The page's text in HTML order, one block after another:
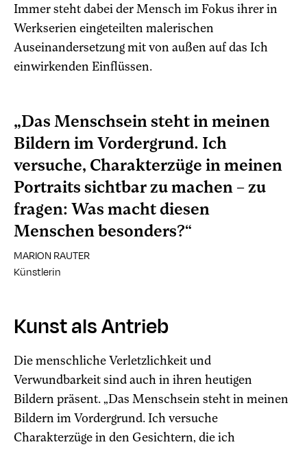
Immer steht dabei der Mensch im Fokus ihrer in
Werkserien eingeteilten malerischen
Auseinandersetzung mit von außen auf das Ich
einwirkenden Einflüssen.
„Das Menschsein steht in meinen
Bildern im Vordergrund. Ich
versuche, Charakterzüge in meinen
Portraits sichtbar zu machen – zu
fragen: Was macht diesen
Menschen besonders?“
MARION RAUTER
Künstlerin
Kunst als Antrieb
Die menschliche Verletzlichkeit und
Verwundbarkeit sind auch in ihren heutigen
Bildern präsent. „Das Menschsein steht in meinen
Bildern im Vordergrund. Ich versuche
Charakterzüge in den Gesichtern, die ich